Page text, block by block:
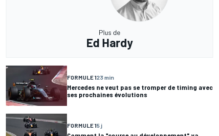
Plus de
Ed Hardy
FORMULE 123 min
Mercedes ne veut pas se tromper de timing avec
ses prochaines évolutions
FORMULE 15 j